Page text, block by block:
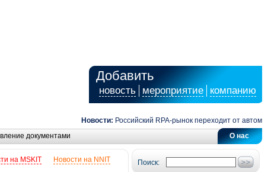
Добавить
новость мероприятие компанию
Новости: Российский RPA-рынок переходит от
О нас
документами
Поиск:
Новости на NNIT
на MSKIT